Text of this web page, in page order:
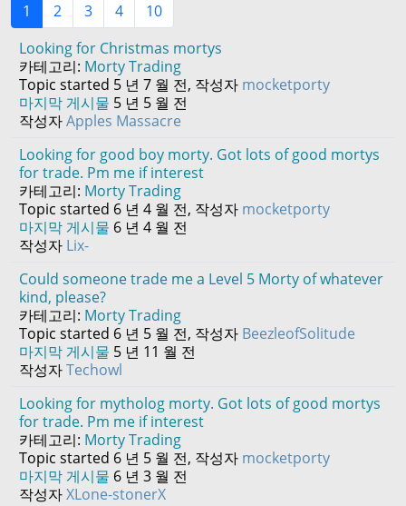
1 2 3 4
10
Looking for Christmas mortys
카테고리: Morty Trading
Topic started 5 년 7 월 전, 작성자 mocketporty
마지막 게시물 5 년 5 월 전
작성자Apples Massacre
Looking for good boy morty. Got lots of good mortys
for trade. Pm me if interest
카테고리: Morty Trading
Topic started 6 년 4 월 전, 작성자 mocketporty
마지막 게시물 6 년 4 월 전
작성자 Lix-
Could someone trade me a Level 5 Morty of whatever
kind, please?
카테고리: Morty Trading
Topic started 6 년 5 월 전, 작성자 BeezleofSolitude
마지막 게시물 5 년 11 월 전
작성자Techowl
Looking for mytholog morty. Got lots of good mortys
for trade. Pm me if interest
카테고리: Morty Trading
Topic started 6 년 5 월 전, 작성자 mocketporty
마지막 게시물 6 년 3 월 전
작성자XLone-stonerX